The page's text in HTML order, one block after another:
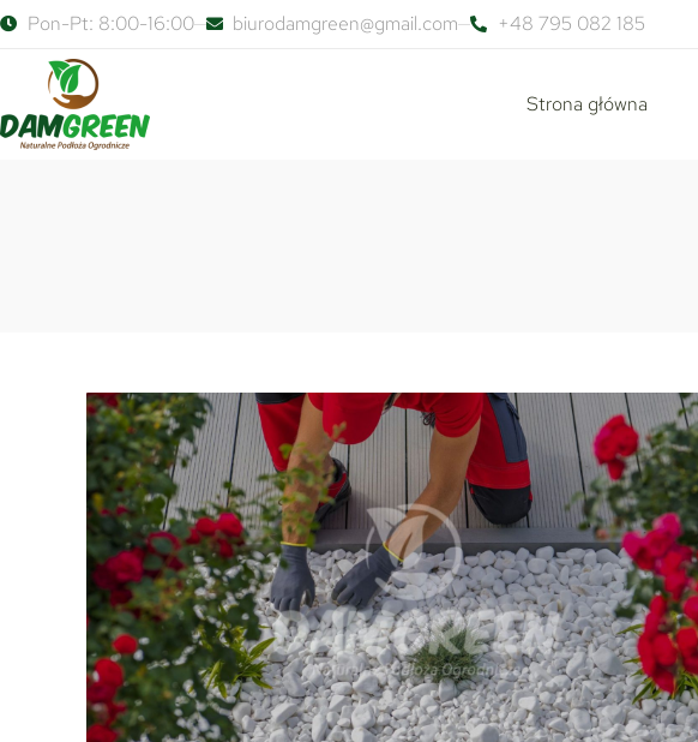
Pon-Pt: 8:00-16:00 biurodamgreen@gmail.com +48 795 082 185
Strona główna